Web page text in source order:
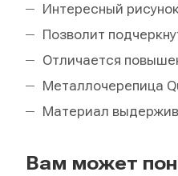
Интересный
Позволит
Отличается
Металлочерепица
Материал
Вам может